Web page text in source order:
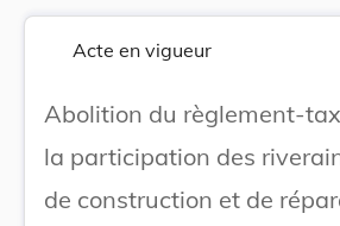
Acte en vigueur
Abolition du règlement-
la participation des
de construction et de